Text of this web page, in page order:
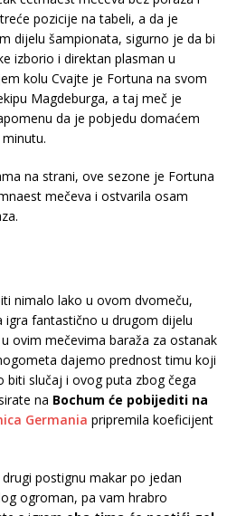
pozicije na tabeli, a da je
dijelu šampionata, sigurno je da bi
izborio i direktan plasman u
kolu Cvajte je Fortuna na svom
Magdeburga, a taj meč je
da je pobjedu domaćem
na strani, ove sezone je Fortuna
mečeva i ostvarila osam
nimalo lako u ovom dvomeču,
fantastično u drugom dijelu
ovim mečevima baraža za ostanak
dajemo prednost timu koji
biti slučaj i ovog puta zbog čega
na Bochum će pobijediti na
Germania pripremila koeficijent
postignu makar po jedan
ogroman, pa vam hrabro